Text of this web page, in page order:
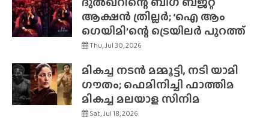
ആക്ഷൻ ത്രില്ലർ; ‘ഐ ആം
ഗെയിമി’ന്റെ ട്രെയിലർ പുറത്ത്
Thu, Jul 30, 2026
മികച്ച നടൻ മമ്മൂട്ടി, നടി യാമി
ഗൗതം; ഫെമിനിച്ചി ഫാത്തിമ
മികച്ച മലയാള സിനിമ
Sat, Jul 18, 2026